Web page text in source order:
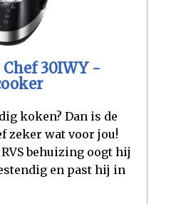
30IWY -
koken? Dan is de
zeker wat voor jou!
behuizing oogt hij
en past hij in